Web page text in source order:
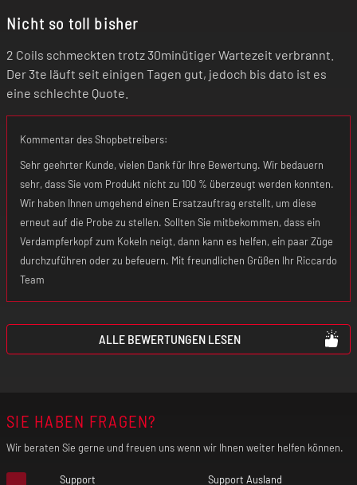
Nicht so toll bisher
2 Coils schmeckten trotz 30minütiger Wartezeit verbrannt.
Der 3te läuft seit einigen Tagen gut, jedoch bis dato ist es
eine schlechte Quote.
Kommentar des Shopbetreibers:
Sehr geehrter Kunde, vielen Dank für Ihre Bewertung. Wir bedauern
sehr, dass Sie vom Produkt nicht zu 100 % überzeugt werden konnten.
Wir haben Ihnen umgehend einen Ersatzauftrag erstellt, um diese
erneut auf die Probe zu stellen. Sollten Sie mitbekommen, dass ein
Verdampferkopf zum Kokeln neigt, dann kann es helfen, ein paar Züge
durchzuführen oder zu befeuern. Mit freundlichen Grüßen Ihr Riccardo
Team
ALLE BEWERTUNGEN LESEN
SIE HABEN FRAGEN?
Wir beraten Sie gerne und freuen uns wenn wir Ihnen weiter helfen können.
Support
Support Ausland